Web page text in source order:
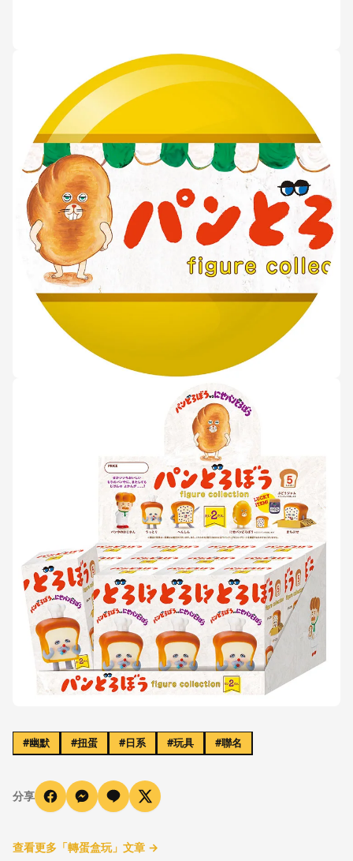
#幽默 #扭蛋 #日系 #玩具 #聯名
分享
查看更多「轉蛋盒玩」文章 →